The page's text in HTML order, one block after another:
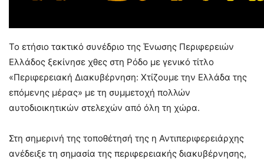
Το ετήσιο τακτικό συνέδριο της Ένωσης Περιφερειών
Ελλάδος ξεκίνησε χθες στη Ρόδο με γενικό τίτλο
«Περιφερειακή Διακυβέρνηση: Χτίζουμε την Ελλάδα της
επόμενης μέρας» με τη συμμετοχή πολλών
αυτοδιοικητικών στελεχών από όλη τη χώρα.
Στη σημερινή της τοποθέτησή της η Αντιπεριφερειάρχης
ανέδειξε τη σημασία της περιφερειακής διακυβέρνησης,